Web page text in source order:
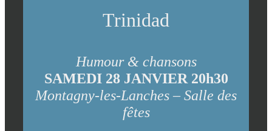
Trinidad
Humour & chansons
SAMEDI 28 JANVIER 20h30
Montagny-les-Lanches – Salle des
fêtes